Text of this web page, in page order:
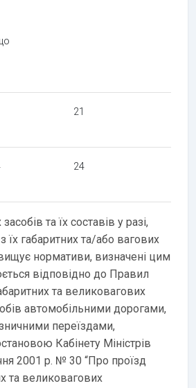
21
24
та їх составів у разі,
їх габаритних та/або вагових
нормативи, визначені цим
відповідно до Правил
та великовагових
автомобільними дорогами,
переїздами,
Кабінету Міністрів
2001 р. № 30 “Про проїзд
та великовагових